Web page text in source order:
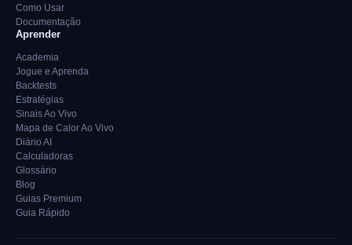
Como Usar
Documentação
Aprender
Academia
Jogue e Aprenda
Backtests
Estratégias
Sinais Ao Vivo
Mapa de Calor Ao Vivo
Diário AI
Calculadoras
Glossário
Blog
Guias Premium
Guia Rápido